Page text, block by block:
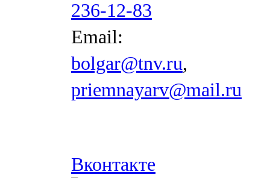
236-12-83
Email:
bolgar@tnv.ru,
priemnayarv@mail.ru
Вконтакте